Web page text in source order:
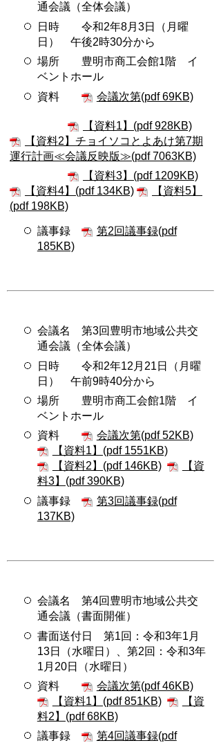
通会議（全体会議）
日時 令和2年8月3日（月曜
日） 午後2時30分から
場所 豊明市商工会館1階 イ
ベントホール
資料
会議次第(pdf 69KB)
【資料1】(pdf 928KB)
【資料2】チョイソコとよあけ第7期
運行計画≪会議反映版≫(pdf 7063KB)
【資料3】(pdf 1209KB)
【資料4】(pdf 134KB)
【資料5】
(pdf 198KB)
議事録
第2回議事録(pdf
185KB)
会議名 第3回豊明市地域公共交
通会議（全体会議）
日時 令和2年12月21日（月曜
日） 午前9時40分から
場所 豊明市商工会館1階 イ
ベントホール
資料
会議次第(pdf 52KB)
【資料1】(pdf 1551KB)
【資料2】(pdf 146KB)
【資
料3】(pdf 390KB)
議事録
第3回議事録(pdf
137KB)
会議名 第4回豊明市地域公共交
通会議（書面開催）
書面送付日 第1回：令和3年1月
13日（水曜日）、第2回：令和3年
1月20日（水曜日）
資料
会議次第(pdf 46KB)
【資料1】(pdf 851KB)
【資
料2】(pdf 68KB)
議事録
第4回議事録(pdf